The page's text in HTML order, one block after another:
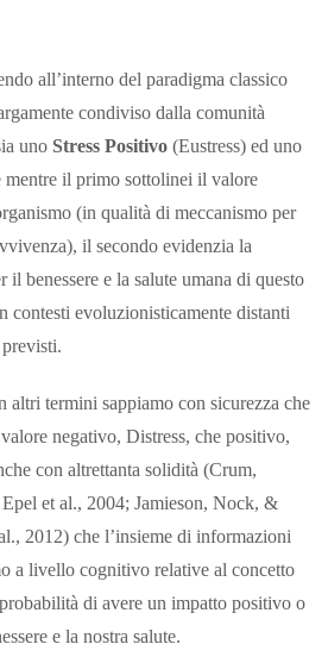
all’interno del paradigma classico
condiviso dalla comunità
uno Stress Positivo (Eustress) ed uno
mentre il primo sottolinei il valore
(in qualità di meccanismo per
il secondo evidenzia la
il benessere e la salute umana di questo
contesti evoluzionisticamente distanti
altri termini sappiamo con sicurezza che
negativo, Distress, che positivo,
con altrettanta solidità (Crum,
et al., 2004; Jamieson, Nock, &
2012) che l’insieme di informazioni
a livello cognitivo relative al concetto
di avere un impatto positivo o
e la nostra salute.